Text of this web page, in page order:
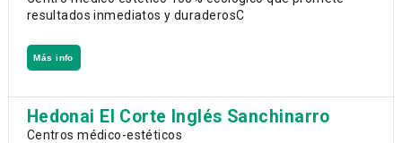
resultados inmediatos y duraderosC
Más info
Hedonai El Corte Inglés Sanchinarro
Centros médico-estéticos